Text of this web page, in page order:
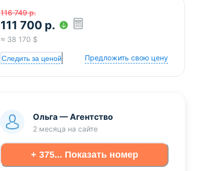
116 749 р.
111 700 р.
≈ 38 170 $
Следить за ценой Предложить свою цену
Ольга — Агентство
2 месяца на сайте
+ 375... Показать номер